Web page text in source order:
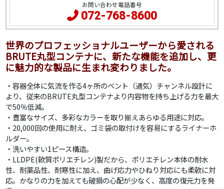
世界のプロフェッショナルユーザーから愛される
BRUTE丸型コンテナに、新たな機能を追加し、更
に魅力的な製品に生まれ変わりました。
・容器全体に気流を作る4ヶ所のベント（通気）チャンネル設計に
より、従来のBRUTE丸型コンテナより内容物を持ち上げる力を最大
で50％低減。
・豊富なサイズ、多彩なカラーを取り揃えあらゆる用途に対応。
・20,000回の使用に耐え、ゴミ袋の取付けを容易にするライナーホ
ルダー。
・洗いやすい1ピース構造。
・LLDPE(軟質ポリエチレン)製だから、ポリエチレン本体の耐水
性、耐薬品性、耐寒性に加え、曲げ応力やひねり対応にも柔軟に対
応。かなりの力を加えても破損の心配が少なく、高度の復元力を発
お問い合わせ電話番号
072-768-8600